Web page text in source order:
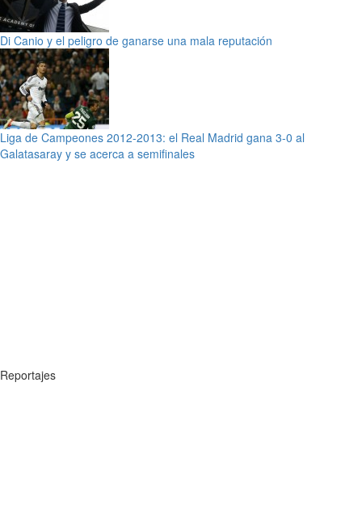
Di Canio y el peligro de ganarse una mala reputación
Liga de Campeones 2012-2013: el Real Madrid gana 3-0 al
Galatasaray y se acerca a semifinales
Reportajes